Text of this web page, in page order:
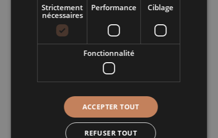
présenter et servir vos créations
culinaires avec style.
Produits similaires
Strictement
nécessaires
Performance Ciblage
Fonctionnalité
ACCEPTER TOUT
REFUSER TOUT